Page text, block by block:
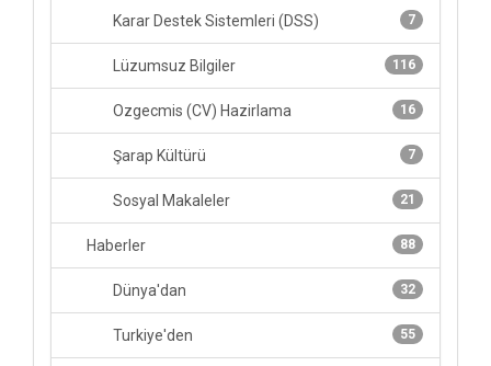
7
Karar Destek Sistemleri (DSS)
116
Lüzumsuz Bilgiler
16
Ozgecmis (CV) Hazirlama
7
Şarap Kültürü
21
Sosyal Makaleler
88
Haberler
32
Dünya'dan
55
Turkiye'den